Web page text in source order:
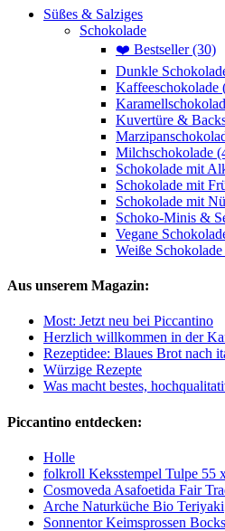
Süßes & Salziges
Schokolade
❤️ Bestseller (30)
Dunkle
Kaffeeschokolade
Kuvertüre &
Milchschokolade
Schokolade mit
Schokolade mit
Schokolade mit
Schoko-Minis &
Vegane
Weiße
Aus unserem Magazin:
Most: Jetzt neu bei Piccantino
Herzlich willkommen in der
Rezeptidee: Blaues Brot nach
Würzige Rezepte
Was macht bestes,
Piccantino entdecken:
Holle
folkroll Keksstempel Tulpe 55
Cosmoveda Asafoetida Fair
Arche Naturküche Bio Teriyaki
Sonnentor Keimsprossen